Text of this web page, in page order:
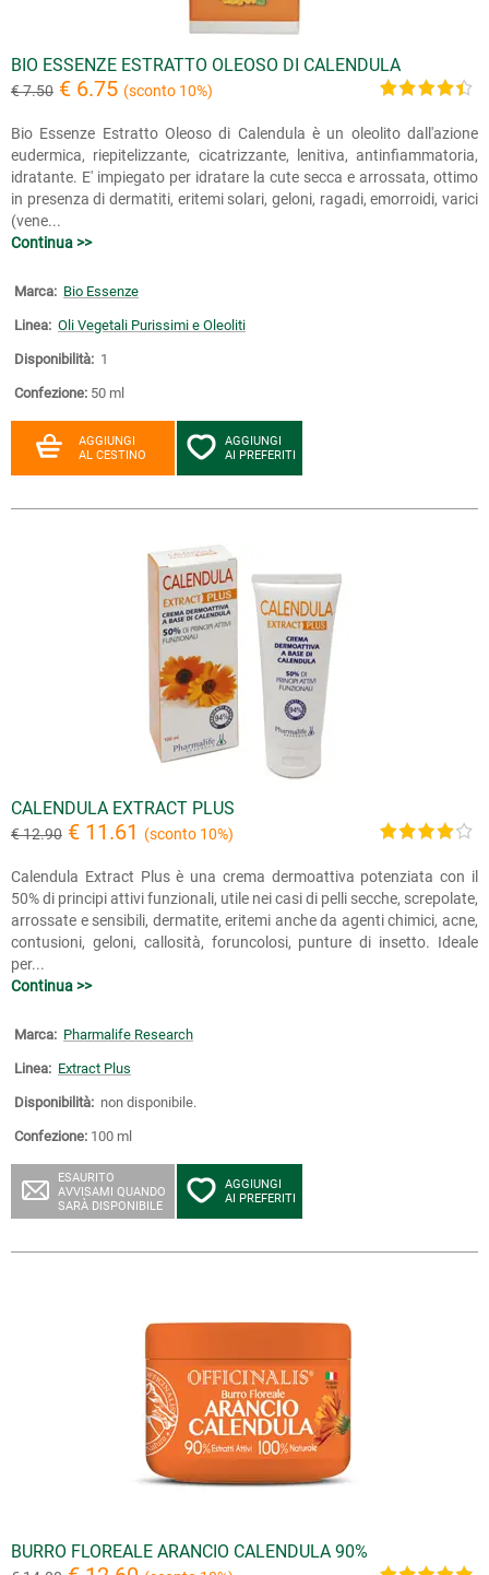
BIO ESSENZE ESTRATTO OLEOSO DI CALENDULA
€ 7.50 € 6.75 (sconto 10%)
Bio Essenze Estratto Oleoso di Calendula è un oleolito dall'azione
eudermica, riepitelizzante, cicatrizzante, lenitiva, antinfiammatoria,
idratante. E' impiegato per idratare la cute secca e arrossata, ottimo
in presenza di dermatiti, eritemi solari, geloni, ragadi, emorroidi, varici
(vene...
Continua >>
Marca: Bio Essenze
Linea: Oli Vegetali Purissimi e Oleoliti
Disponibilità: 1
Confezione: 50 ml
AGGIUNGI
AL CESTINO
AGGIUNGI
AI PREFERITI
CALENDULA EXTRACT PLUS
€ 12.90 € 11.61 (sconto 10%)
Calendula Extract Plus è una crema dermoattiva potenziata con il
50% di principi attivi funzionali, utile nei casi di pelli secche, screpolate,
arrossate e sensibili, dermatite, eritemi anche da agenti chimici, acne,
contusioni, geloni, callosità, foruncolosi, punture di insetto. Ideale
per...
Continua >>
Marca: Pharmalife Research
Linea: Extract Plus
Disponibilità: non disponibile.
Confezione: 100 ml
ESAURITO
AVVISAMI QUANDO
SARÀ DISPONIBILE
AGGIUNGI
AI PREFERITI
BURRO FLOREALE ARANCIO CALENDULA 90%